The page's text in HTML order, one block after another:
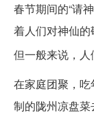
春节期间的“请
着人们对神仙的
但一般来说，
在家庭团聚，
制的陇州凉盘